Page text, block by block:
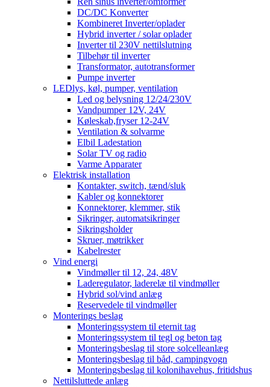
DC/DC Konverter
Kombineret Inverter/oplader
Hybrid inverter / solar oplader
Inverter til 230V nettilslutning
Tilbehør til inverter
Transformator, autotransformer
Pumpe inverter
LEDlys, køl, pumper, ventilation
Led og belysning 12/24/230V
Vandpumper 12V, 24V
Køleskab,fryser 12-24V
Ventilation & solvarme
Elbil Ladestation
Solar TV og radio
Varme Apparater
Elektrisk installation
Kontakter, switch, tænd/sluk
Kabler og konnektorer
Konnektorer, klemmer, stik
Sikringer, automatsikringer
Sikringsholder
Skruer, møtrikker
Kabelrester
Vind energi
Vindmøller til 12, 24, 48V
Laderegulator, laderelæ til vindmøller
Hybrid sol/vind anlæg
Reservedele til vindmøller
Monterings beslag
Monteringssystem til eternit tag
Monteringssystem til tegl og beton tag
Monteringsbeslag til store solcelleanlæg
Monteringsbeslag til båd, campingvogn
Monteringsbeslag til kolonihavehus, fritidshus
Nettilsluttede anlæg